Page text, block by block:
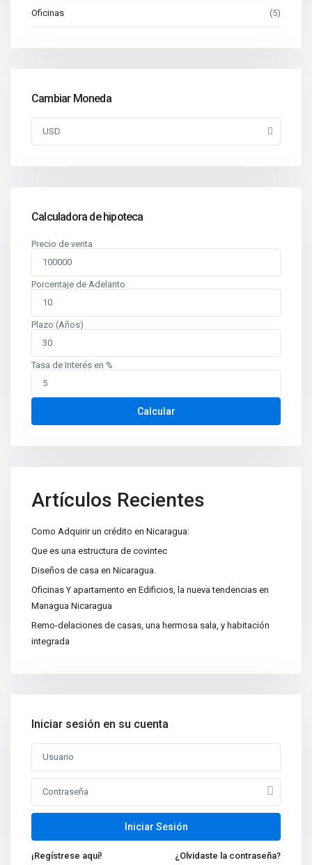
Oficinas (5)
Cambiar Moneda
USD
Calculadora de hipoteca
Precio de venta
Porcentaje de Adelanto
Plazo (Años)
Tasa de Interés en %
Calcular
Artículos Recientes
Como Adquirir un crédito en Nicaragua:
Que es una estructura de covintec
Diseños de casa en Nicaragua.
Oficinas Y apartamento en Edificios, la nueva tendencias en
Managua Nicaragua
Remo-delaciones de casas, una hermosa sala, y habitación
integrada
Iniciar sesión en su cuenta
Iniciar Sesión
¡Regístrese aquí! ¿Olvidaste la contraseña?
Contáctenos
Planes de Altamira, del TipTop 250m al oeste. Edificio Mina
oficina 6
Categorías
Bodegas(3)
Casa|Quinta(11)
Casas(86)
Lotes y Terrenos(65)
Oficinas(5)
Nuevas propiedades
Venta de Casa de Lujo en
Nicarag...